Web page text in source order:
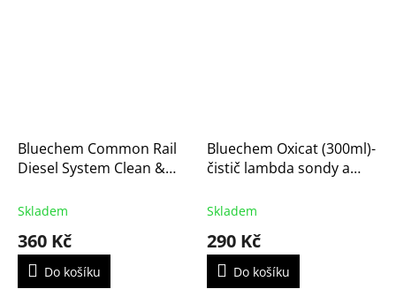
Bluechem Common Rail
Diesel System Clean &
Profesionální čistič a
systémů (33098)
Skladem
360 Kč
Do košíku
Bluechem Oxicat (300ml)-
čistič lambda sondy a
Skladem
290 Kč
Do košíku